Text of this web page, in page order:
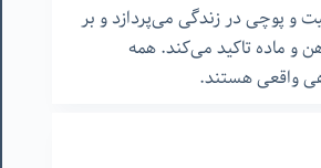
و پوچی در زندگی می‌پردازد و بر
و ماده تاکید می‌کند. همه
واقعی هستند.